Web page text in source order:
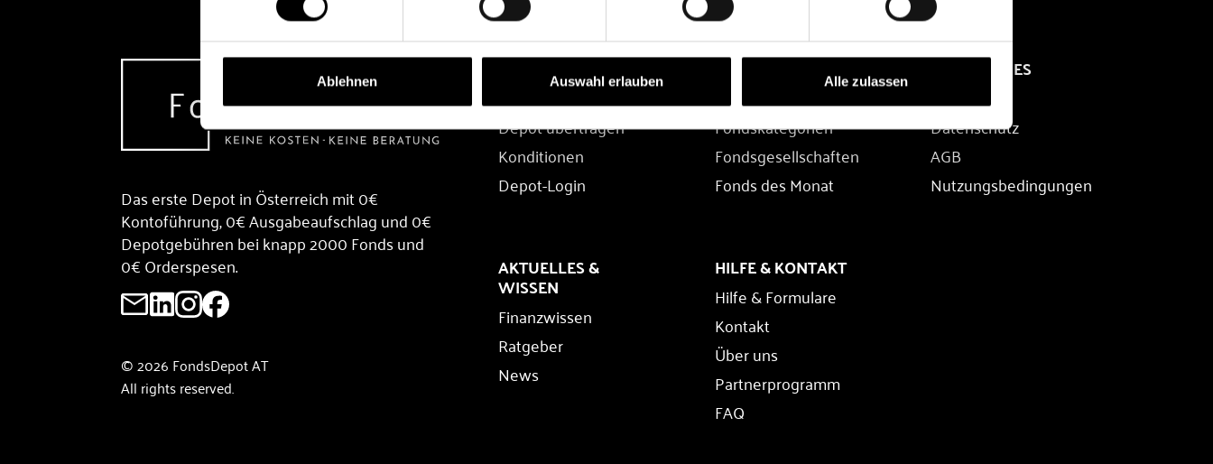
Ablehnen Auswahl erlauben Alle zulassen
Das erste Depot in Österreich mit 0€
Kontoführung, 0€ Ausgabeaufschlag und 0€
Depotgebühren bei knapp 2000 Fonds und
0€ Orderspesen.
© 2026 FondsDepot AT
All rights reserved.
DEPOT
Depot übertragen
Konditionen
Depot-Login
FONDS
Fondssuche
Fondskategorien
Fondsgesellschaften
Fonds des Monat
RECHTLICHES
Impressum
Datenschutz
AGB
Nutzungsbedingungen
AKTUELLES &
WISSEN
Finanzwissen
Ratgeber
News
HILFE & KONTAKT
Hilfe & Formulare
Kontakt
Über uns
Partnerprogramm
FAQ